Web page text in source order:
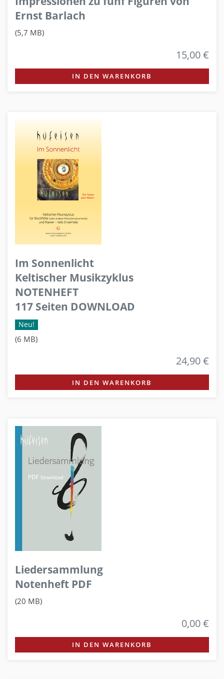
Ernst Barlach
(5,7 MB)
15,00 €
IN DEN WARENKORB
Im Sonnenlicht
Keltischer Musikzyklus
NOTENHEFT
117 Seiten DOWNLOAD
Neu!
(6 MB)
24,90 €
IN DEN WARENKORB
Liedersammlung
Notenheft PDF
(20 MB)
0,00 €
IN DEN WARENKORB